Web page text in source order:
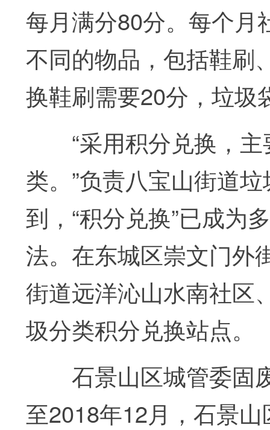
每月满分80分。每个月
不同的物品，包括鞋刷
换鞋刷需要20分，垃圾
“采用积分兑换，主
类。”负责八宝山街道
到，“积分兑换”已成为
法。在东城区崇文门外
街道远洋沁山水南社区
圾分类积分兑换站点。
石景山区城管委固
至2018年12月，石景